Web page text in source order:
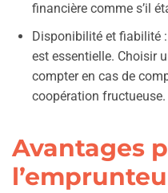
financière comme s’il
Disponibilité et fiabilité
est essentielle. Choisir
compter en cas de
coopération fructueuse.
Avantages